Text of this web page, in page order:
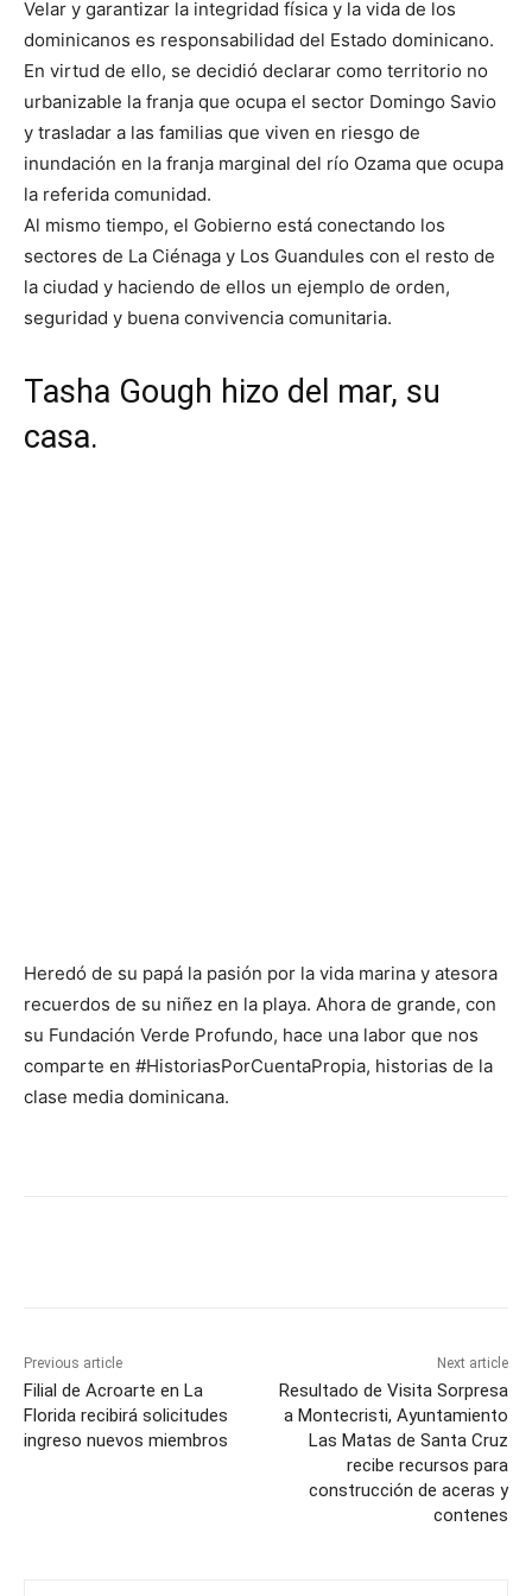
Velar y garantizar la integridad física y la vida de los
dominicanos es responsabilidad del Estado dominicano.
En virtud de ello, se decidió declarar como territorio no
urbanizable la franja que ocupa el sector Domingo Savio
y trasladar a las familias que viven en riesgo de
inundación en la franja marginal del río Ozama que ocupa
la referida comunidad.
Al mismo tiempo, el Gobierno está conectando los
sectores de La Ciénaga y Los Guandules con el resto de
la ciudad y haciendo de ellos un ejemplo de orden,
seguridad y buena convivencia comunitaria.
Tasha Gough hizo del mar, su
casa.
Heredó de su papá la pasión por la vida marina y atesora
recuerdos de su niñez en la playa. Ahora de grande, con
su Fundación Verde Profundo, hace una labor que nos
comparte en #HistoriasPorCuentaPropia, historias de la
clase media dominicana.
Previous article
Filial de Acroarte en La
Florida recibirá solicitudes
ingreso nuevos miembros
Next article
Resultado de Visita Sorpresa
a Montecristi, Ayuntamiento
Las Matas de Santa Cruz
recibe recursos para
construcción de aceras y
contenes